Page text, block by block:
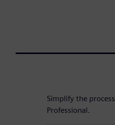
Simplify the
Professional.